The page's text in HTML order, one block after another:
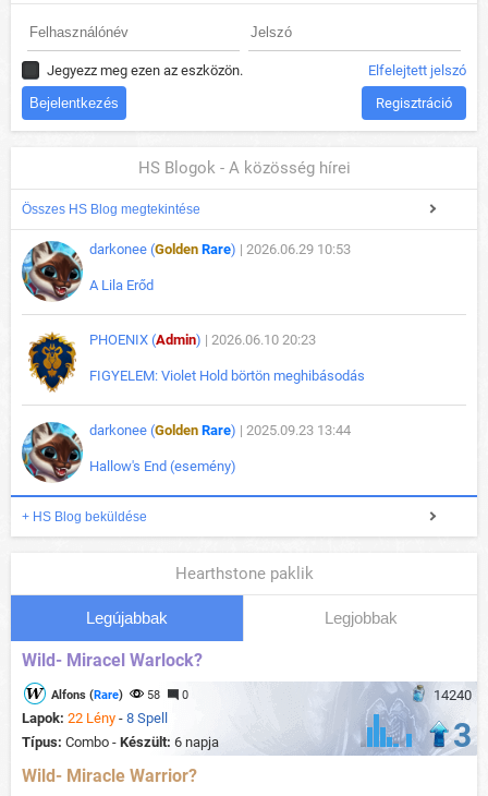
Jegyezz meg ezen az eszközön. Elfelejtett jelszó
Regisztráció
HS Blogok - A közösség hírei
Összes HS Blog megtekintése
darkonee (Golden Rare) | 2026.06.29 10:53
A Lila Erőd
PHOENIX (Admin) | 2026.06.10 20:23
FIGYELEM: Violet Hold börtön meghibásodás
darkonee (Golden Rare) | 2025.09.23 13:44
Hallow's End (esemény)
+ HS Blog beküldése
Hearthstone paklik
Legújabbak Legjobbak
Wild- Miracel Warlock?
14240
Alfons (Rare) 58 0
Lapok: 22 Lény - 8 Spell
Típus: Combo - Készült: 6 napja 3
Wild- Miracle Warrior?